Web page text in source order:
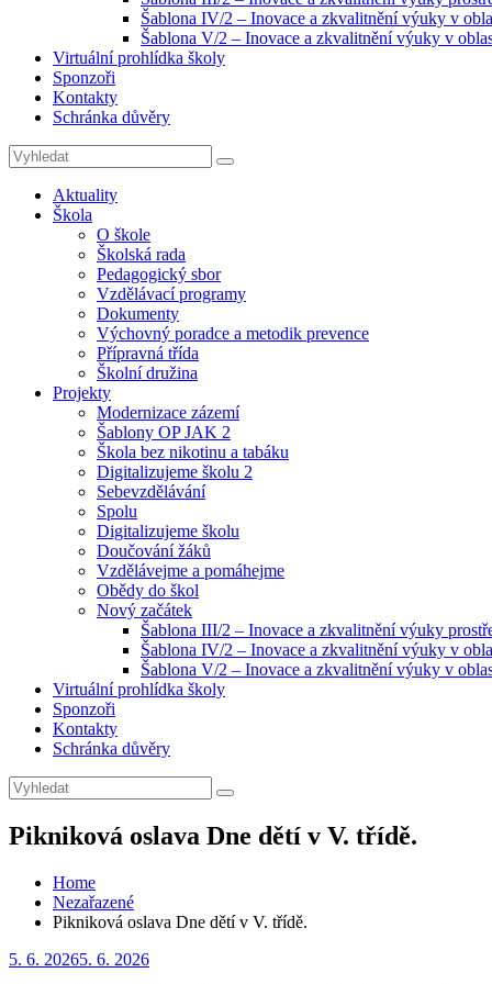
Šablona IV/2 – Inovace a zkvalitnění výuky v
Šablona V/2 – Inovace a zkvalitnění výuky v
Virtuální prohlídka školy
Sponzoři
Kontakty
Schránka důvěry
Search
for:
Search
Aktuality
Škola
O škole
Školská rada
Pedagogický sbor
Vzdělávací programy
Dokumenty
Výchovný poradce a metodik prevence
Přípravná třída
Školní družina
Projekty
Modernizace zázemí
Šablony OP JAK 2
Škola bez nikotinu a tabáku
Digitalizujeme školu 2
Sebevzdělávání
Spolu
Digitalizujeme školu
Doučování žáků
Vzdělávejme a pomáhejme
Obědy do škol
Nový začátek
Šablona III/2 – Inovace a zkvalitnění výuky
Šablona IV/2 – Inovace a zkvalitnění výuky v
Šablona V/2 – Inovace a zkvalitnění výuky v
Virtuální prohlídka školy
Sponzoři
Kontakty
Schránka důvěry
Search
for:
Search
Pikniková oslava Dne dětí v V. třídě.
Home
Nezařazené
Pikniková oslava Dne dětí v V. třídě.
Posted
5. 6. 20265. 6. 2026